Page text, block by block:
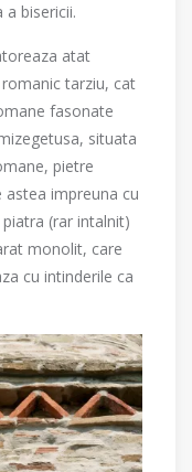
bisericii.
atat
tarziu, cat
fasonate
situata
pietre
impreuna cu
(rar intalnit)
monolit, care
cu intinderile ca